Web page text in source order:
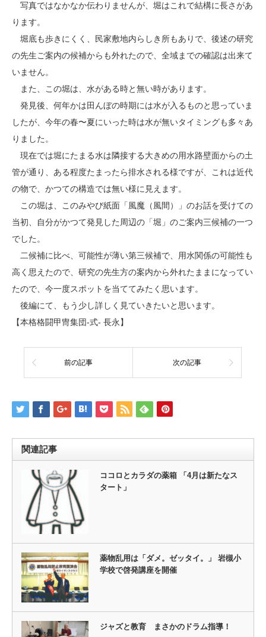
写真ではなかなか伝わりませんが、堀はこれで結構に長さがあ
ります。
堀底も歩きにくく、民家敷地内らしき所もありで、後述の研究
の先生ご案内の候補からも外れたので、全域までの確認は出来て
いません。
また、この堀は、水がある時と無い時があります。
発見後、何年かは田んぼの時期には水が入るものと思っていま
したが、今年の春〜夏にいった時は水が無いタイミングも多々あ
りました。
現在では堀にたまる水は隣接する大きめの用水路壁面からの土
管が通り、ある程度たまったら排水される様ですが、これは近代
の物で、かつての構造では無い様に見えます。
この堀は、このみやび紙面「風魔（風間）」のお話を受けての
当初、自分がかつて発見した周辺の「堀」のご案内三候補の一つ
でした。
二候補に比べ、可能性が薄い第三候補で、用水関係の可能性も
高く思えたので、研究の先生方の案内から外れたままになってい
たので、今一度スポットを当ててみたく思います。
後編にて、もう少し詳しく見ていきたいと思います。
【本格格闘甲冑集団-式- 長永】
前の記事 次の記事
関連記事
ココロとカラダの薬箱 「4月は新たなス
タート」
薬物乱用は「ダメ。ゼッタイ。」 岩槻小
学校で啓発講座を開催
ジャズと教育 まさかのドラム指導！